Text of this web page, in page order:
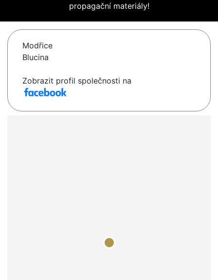
propagační materiály!
Modřice
Blucina
Zobrazit profil společnosti na